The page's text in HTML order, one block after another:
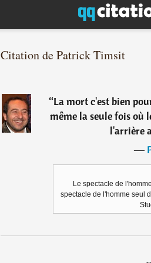
Citation de Patrick Timsit
“La mort c'est bien
même la seule fois où
l'arrière
―
Le spectacle de
spectacle de l'homme seul